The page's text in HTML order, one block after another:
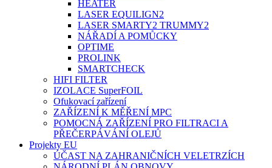
HEATER
LASER EQUILIGN2
LASER SMARTY2 TRUMMY2
NÁŘADÍ A POMŮCKY
OPTIME
PROLINK
SMARTCHECK
HIFI FILTER
IZOLACE SuperFOIL
Ofukovací zařízení
ZAŘÍZENÍ K MĚŘENÍ MPC
POMOCNÁ ZAŘÍZENÍ PRO FILTRACI A
PŘEČERPÁVÁNÍ OLEJŮ
Projekty EU
ÚČAST NA ZAHRANIČNÍCH VELETRZÍCH